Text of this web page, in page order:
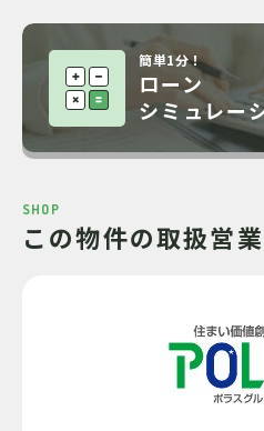
セットバック 不要
施設・設備 都市ガス / 公営
都市計画 市街
簡単1分！
ローン
シミュレー
SHOP
この物件の取扱営